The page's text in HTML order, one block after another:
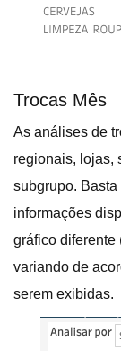
Trocas Mês
As análises de
regionais, lojas,
subgrupo.
informações
gráfico diferente
variando de
serem exibidas.